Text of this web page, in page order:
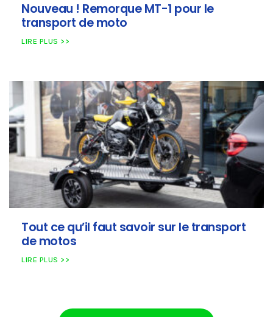
Nouveau ! Remorque MT-1 pour le
transport de moto
LIRE PLUS >>
Tout ce qu’il faut savoir sur le transport
de motos
LIRE PLUS >>